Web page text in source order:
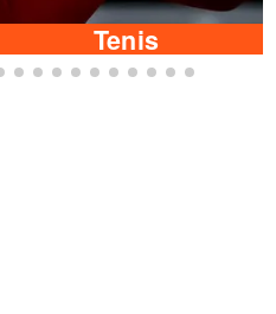
Tenis